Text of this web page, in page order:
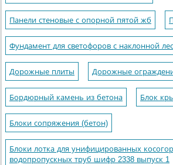
Панели стеновые с опорной пятой жб
Фундамент для светофоров с наклонной
Дорожные плиты Дорожные
Бордюрный камень из бетона Блок
Блоки сопряжения (бетон)
Блоки лотка для унифицированных
водопропускных труб шифр 2338 выпуск 1